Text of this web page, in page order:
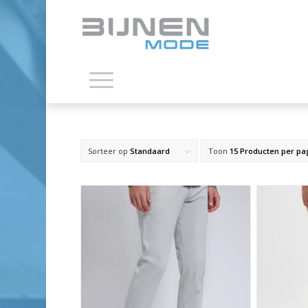
Sorteer opStandaard Toon15 Producten per